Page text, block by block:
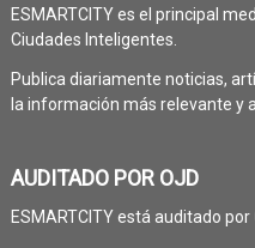
ESMARTCITY es el principal
Ciudades Inteligentes.
Publica diariamente noticias,
la información más relevante y
AUDITADO POR OJD
ESMARTCITY está auditado por